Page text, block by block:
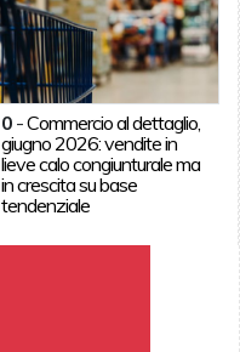
0 -Commercio al dettaglio,
giugno 2026: vendite in
lieve calo congiunturale ma
in crescita su base
tendenziale